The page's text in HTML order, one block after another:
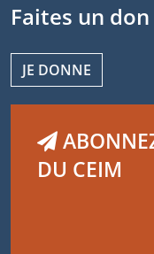
Faites un don
JE DONNE
DU CEIM